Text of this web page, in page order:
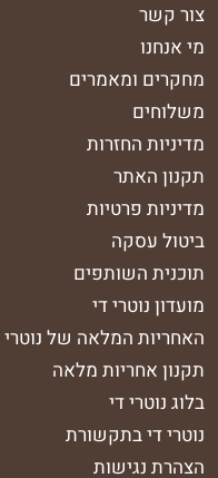
צור קשר
מי אנחנו
מחקרים ומאמרים
משלוחים
מדיניות החזרות
תקנון האתר
מדיניות פרטיות
ביטול עסקה
תוכנית השותפים
מועדון נוטרי די
האחריות המלאה של נוטרי
תקנון אחריות מלאה
בלוג נוטרי די
נוטרי די בתקשורת
הצהרת נגישות